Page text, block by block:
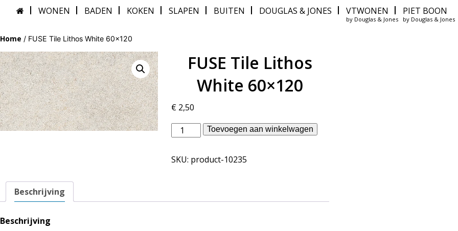
WONEN BADEN KOKEN SLAPEN BUITEN DOUGLAS & JONES VTWONEN
by Douglas & Jones
PIET BOON
by Douglas & Jones
Home / FUSE Tile Lithos White 60×120
FUSE Tile Lithos
White 60×120
€2,50
Piet
Boon
-
Toevoegen aan winkelwagen
SKU: product-10235
Beschrijving
Beschrijving